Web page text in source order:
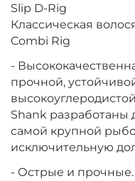
Slip D-Rig
Классическая
Combi Rig
-
прочной,
Shank разработаны
самой крупной
исключительную
- Острые и